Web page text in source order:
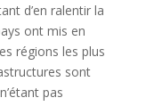
d’en ralentir la
ont mis en
régions les plus
sont
pas